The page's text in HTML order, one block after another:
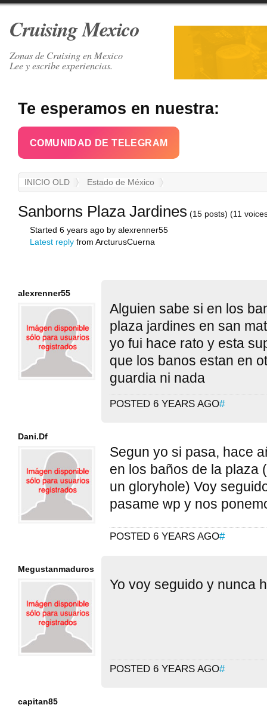
Cruising Mexico
Zonas de Cruising en Mexico
Lee y escribe experiencias.
Te esperamos en nuestra:
COMUNIDAD DE TELEGRAM
INICIO OLD Estado de México
Sanborns Plaza Jardines (15 posts) (11
Started 6 years ago by alexrenner55
Latest reply from ArcturusCuerna
alexrenner55
Alguien sabe si en los
plaza jardines en san
yo fui hace rato y esta
que los banos estan en
guardia ni nada
POSTED 6 YEARS AGO#
Dani.Df
Segun yo si pasa, hace
en los baños de la plaza
un gloryhole) Voy
pasame wp y nos
POSTED 6 YEARS AGO#
Megustanmaduros
Yo voy seguido y nunca
POSTED 6 YEARS AGO#
capitan85